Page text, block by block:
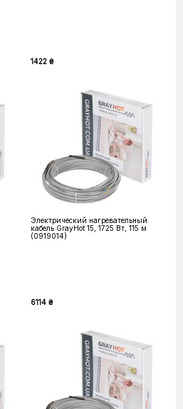
1422 ₴
Электрический нагревательный
кабель GrayHot 15, 1725 Вт, 115 м
(0919014)
6114 ₴